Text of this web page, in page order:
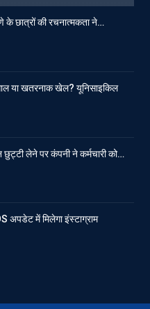
के छात्रों की रचनात्मकता ने…
या खतरनाक खेल? यूनिसाइकिल
छुट्टी लेने पर कंपनी ने कर्मचारी को…
में मिलेगा इंस्टाग्राम